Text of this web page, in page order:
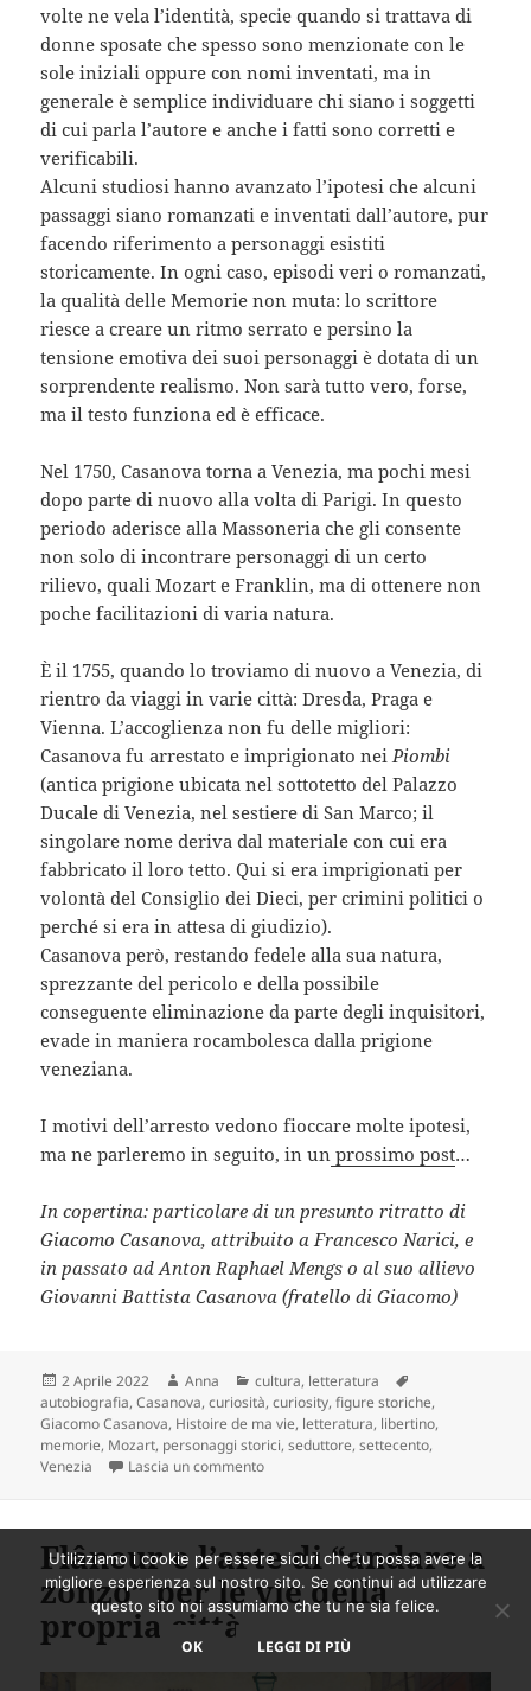
volte ne vela l’identità, specie quando si trattava di
donne sposate che spesso sono menzionate con le
sole iniziali oppure con nomi inventati, ma in
generale è semplice individuare chi siano i soggetti
di cui parla l’autore e anche i fatti sono corretti e
verificabili.
Alcuni studiosi hanno avanzato l’ipotesi che alcuni
passaggi siano romanzati e inventati dall’autore, pur
facendo riferimento a personaggi esistiti
storicamente. In ogni caso, episodi veri o romanzati,
la qualità delle Memorie non muta: lo scrittore
riesce a creare un ritmo serrato e persino la
tensione emotiva dei suoi personaggi è dotata di un
sorprendente realismo. Non sarà tutto vero, forse,
ma il testo funziona ed è efficace.
Nel 1750, Casanova torna a Venezia, ma pochi mesi
dopo parte di nuovo alla volta di Parigi. In questo
periodo aderisce alla Massoneria che gli consente
non solo di incontrare personaggi di un certo
rilievo, quali Mozart e Franklin, ma di ottenere non
poche facilitazioni di varia natura.
È il 1755, quando lo troviamo di nuovo a Venezia, di
rientro da viaggi in varie città: Dresda, Praga e
Vienna. L’accoglienza non fu delle migliori:
Casanova fu arrestato e imprigionato nei Piombi
(antica prigione ubicata nel sottotetto del Palazzo
Ducale di Venezia, nel sestiere di San Marco; il
singolare nome deriva dal materiale con cui era
fabbricato il loro tetto. Qui si era imprigionati per
volontà del Consiglio dei Dieci, per crimini politici o
perché si era in attesa di giudizio).
Casanova però, restando fedele alla sua natura,
sprezzante del pericolo e della possibile
conseguente eliminazione da parte degli inquisitori,
evade in maniera rocambolesca dalla prigione
veneziana.
I motivi dell’arresto vedono fioccare molte ipotesi,
ma ne parleremo in seguito, in un prossimo post…
In copertina: particolare di un presunto ritratto di
Giacomo Casanova, attribuito a Francesco Narici, e
in passato ad Anton Raphael Mengs o al suo allievo
Giovanni Battista Casanova (fratello di Giacomo)
Scritto
il
2 Aprile 2022 Autore
Anna Categorie
cultura, letteratura
autobiografia,Casanova,curiosità,curiosity,figure storiche,
Giacomo Casanova, Histoire de ma vie, letteratura, libertino,
memorie, Mozart, personaggi storici,seduttore,settecento,
Venezia
Lascia un commentosu Giacomo Casanova: la vita
Flâneur e l’arte di “andare a
zonzo” per le vie della
propria città
Utilizziamo i cookie per essere sicuri che tu possa avere la
migliore esperienza sul nostro sito. Se continui ad utilizzare
questo sito noi assumiamo che tu ne sia felice.
OK LEGGI DI PIÙ